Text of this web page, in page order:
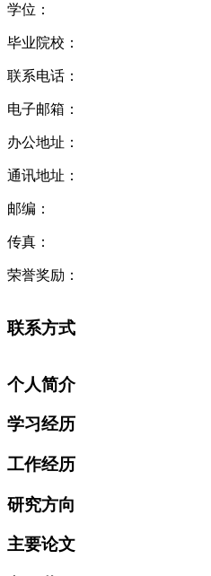
学位：
毕业院校：
联系电话：
电子邮箱：
办公地址：
通讯地址：
邮编：
传真：
荣誉奖励：
联系方式
个人简介
学习经历
工作经历
研究方向
主要论文